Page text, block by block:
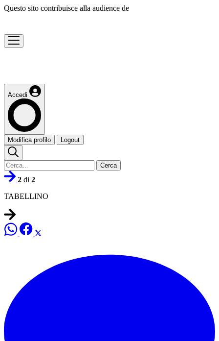
Questo sito contribuisce alla audience de
Accedi
Modifica profilo Logout
Cerca
2 di 2
TABELLINO